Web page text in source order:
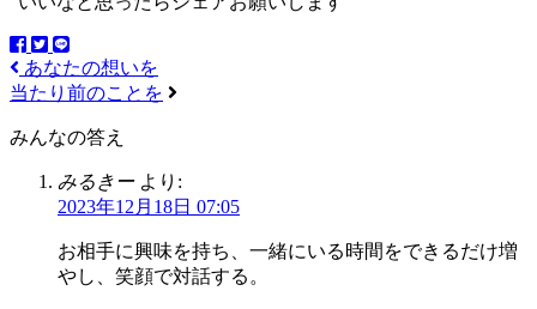
あなたの想いを
当たり前のことを
みんなの答え
みるきー より:
2023年12月18日 07:05
お相手に興味を持ち、一緒にいる時間をできるだけ増
やし、笑顔で対話する。